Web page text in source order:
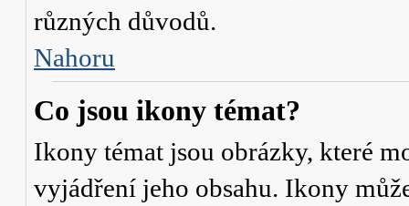
různých důvodů.
Nahoru
Co jsou ikony témat?
Ikony témat jsou obrázky, které
vyjádření jeho obsahu. Ikony